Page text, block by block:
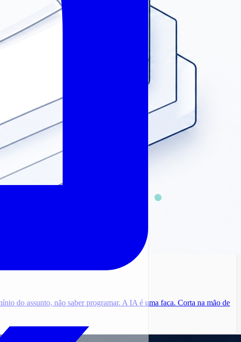
do assunto, não saber programar. A IA é uma faca. Corta na mão de